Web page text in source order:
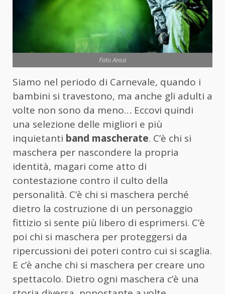
Foto Ansa
Siamo nel periodo di Carnevale, quando i
bambini si travestono, ma anche gli adulti a
volte non sono da meno… Eccovi quindi
una selezione delle migliori e più
inquietanti band mascherate. C’è chi si
maschera per nascondere la propria
identità, magari come atto di
contestazione contro il culto della
personalità. C’è chi si maschera perché
dietro la costruzione di un personaggio
fittizio si sente più libero di esprimersi. C’è
poi chi si maschera per proteggersi da
ripercussioni dei poteri contro cui si scaglia.
E c’è anche chi si maschera per creare uno
spettacolo. Dietro ogni maschera c’è una